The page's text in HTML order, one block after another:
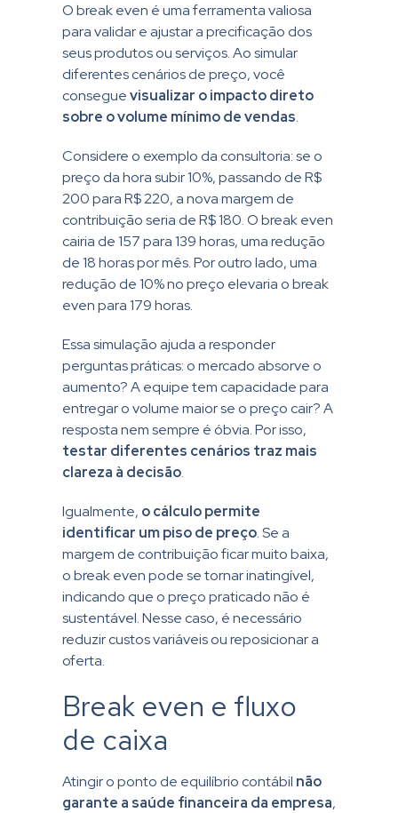
O break even é uma ferramenta valiosa
para validar e ajustar a precificação dos
seus produtos ou serviços. Ao simular
diferentes cenários de preço, você
conseguevisualizar o impacto direto
sobre o volume mínimo de vendas.
Considere o exemplo da consultoria: se o
preço da hora subir 10%, passando de R$
200 para R$ 220, a nova margem de
contribuição seria de R$ 180. O break even
cairia de 157 para 139 horas, uma redução
de 18 horas por mês. Por outro lado, uma
redução de 10% no preço elevaria o break
even para 179 horas.
Essa simulação ajuda a responder
perguntas práticas: o mercado absorve o
aumento? A equipe tem capacidade para
entregar o volume maior se o preço cair? A
resposta nem sempre é óbvia. Por isso,
testar diferentes cenários traz mais
clareza à decisão.
Igualmente, o cálculo permite
identificar um piso de preço. Se a
margem de contribuição ficar muito baixa,
o break even pode se tornar inatingível,
indicando que o preço praticado não é
sustentável. Nesse caso, é necessário
reduzir custos variáveis ou reposicionar a
oferta.
Break even e fluxo
de caixa
Atingir o ponto de equilíbrio contábil não
garante a saúde financeira da empresa,